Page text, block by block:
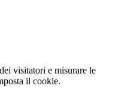
visitatori e misurare le
il cookie.